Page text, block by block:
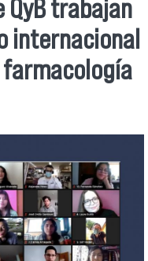
QyB trabajan
internacional
farmacología